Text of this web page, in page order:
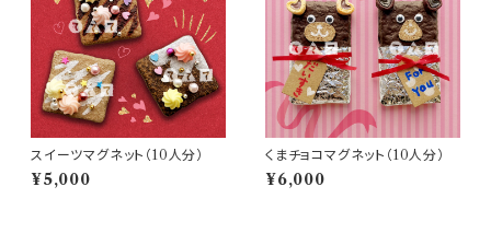
スイーツマグネット（10人分）
¥5,000
くまチョコマグネット（10人分）
¥6,000